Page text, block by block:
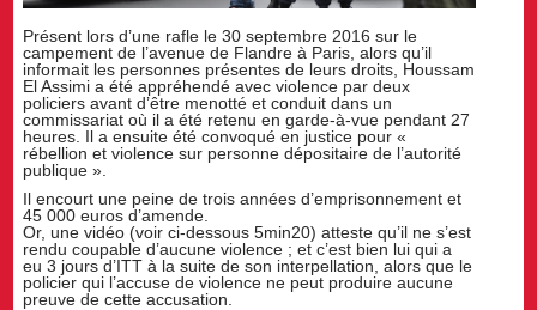
Présent lors d’une rafle le 30 septembre 2016 sur le
campement de l’avenue de Flandre à Paris, alors qu’il
informait les personnes présentes de leurs droits, Houssam
El Assimi a été appréhendé avec violence par deux
policiers avant d’être menotté et conduit dans un
commissariat où il a été retenu en garde-à-vue pendant 27
heures. Il a ensuite été convoqué en justice pour «
rébellion et violence sur personne dépositaire de l’autorité
publique ».
Il encourt une peine de trois années d’emprisonnement et
45 000 euros d’amende.
Or, une vidéo (voir ci-dessous 5min20) atteste qu’il ne s’est
rendu coupable d’aucune violence ; et c’est bien lui qui a
eu 3 jours d’ITT à la suite de son interpellation, alors que le
policier qui l’accuse de violence ne peut produire aucune
preuve de cette accusation.